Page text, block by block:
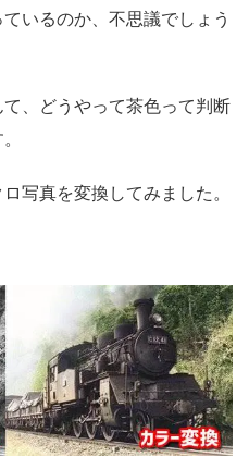
いるのか、不思議でしょう
、どうやって茶色って判断
写真を変換してみました。